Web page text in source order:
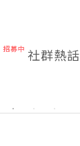
社群熱話